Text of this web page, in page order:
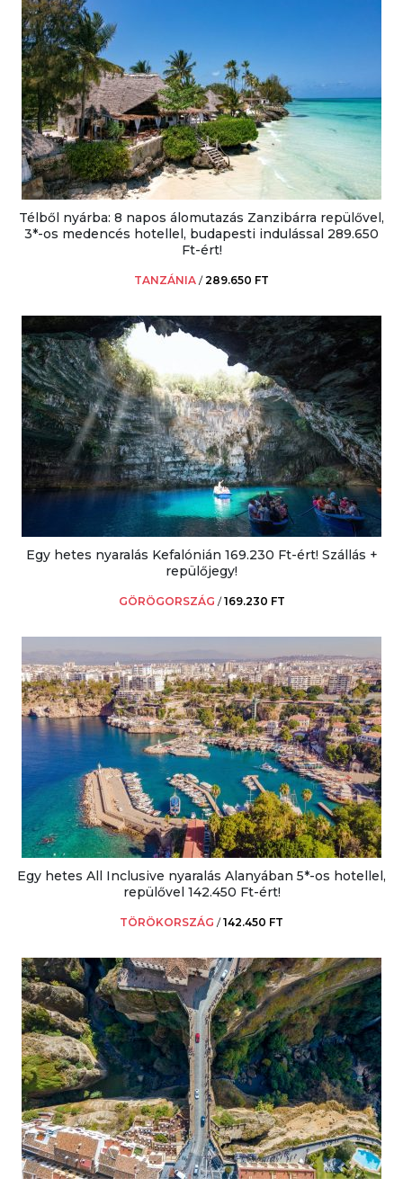
Télből nyárba: 8 napos álomutazás Zanzibárra repülővel,
3*-os medencés hotellel, budapesti indulással 289.650
Ft-ért!
TANZÁNIA /289.650 FT
Egy hetes nyaralás Kefalónián 169.230 Ft-ért! Szállás +
repülőjegy!
GÖRÖGORSZÁG /169.230 FT
Egy hetes All Inclusive nyaralás Alanyában 5*-os hotellel,
repülővel 142.450 Ft-ért!
TÖRÖKORSZÁG /142.450 FT